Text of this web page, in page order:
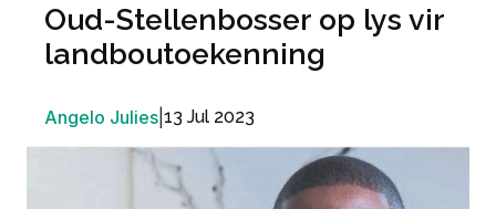
Oud-Stellenbosser op lys vir
landboutoekenning
Angelo Julies 13 Jul 2023